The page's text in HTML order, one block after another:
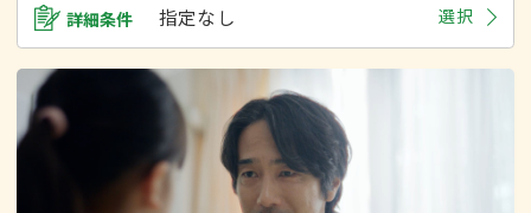
詳細条件 指定なし 選択